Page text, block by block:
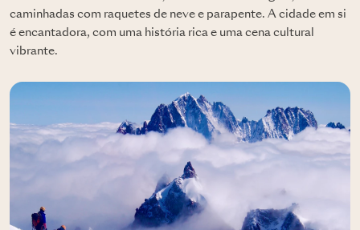
caminhadas com raquetes de neve e parapente. A cidade em si
é encantadora, com uma história rica e uma cena cultural
vibrante.